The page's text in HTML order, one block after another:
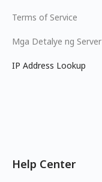
Terms of Service
Mga Detalye ng Server
IP Address Lookup
Help Center